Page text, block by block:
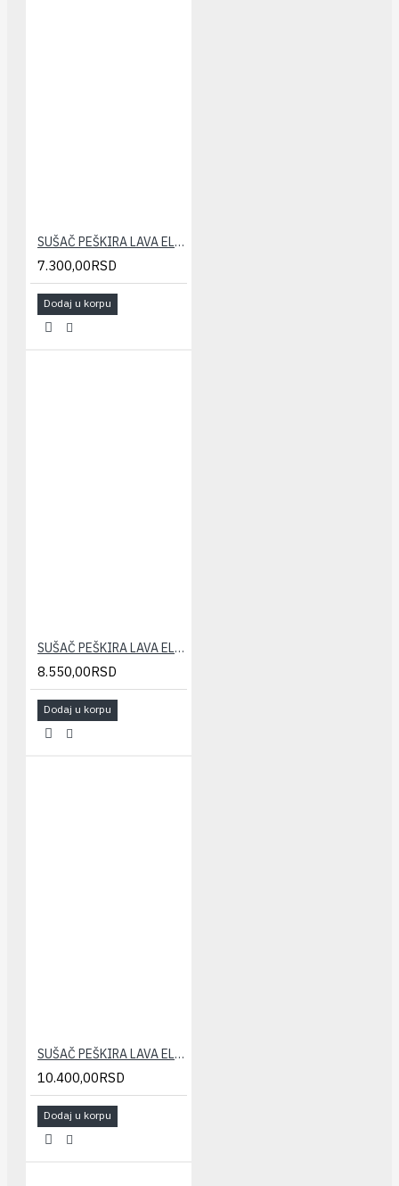
SUŠAČ PEŠKIRA LAVA ELEGANT 400x1000(453/570W)
7.300,00RSD
Dodaj u korpu
SUŠAČ PEŠKIRA LAVA ELEGANT 400x1200(538/678W)
8.550,00RSD
Dodaj u korpu
SUŠAČ PEŠKIRA LAVA ELEGANT 400x1570(733/923W)
10.400,00RSD
Dodaj u korpu